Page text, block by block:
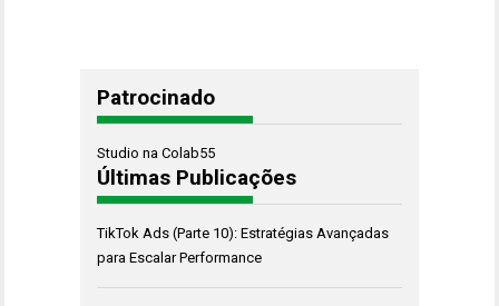
Patrocinado
Studio na Colab55
Últimas Publicações
TikTok Ads (Parte 10): Estratégias Avançadas
para Escalar Performance